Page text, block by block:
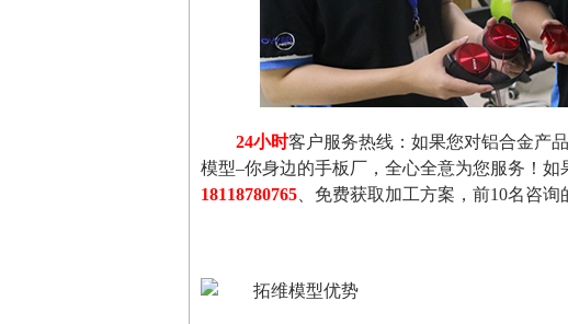
24小时客户服务热线：如果您对铝合金产
模型–你身边的手板厂，全心全意为您服务！
18118780765 、免费获取加工方案，前10名咨